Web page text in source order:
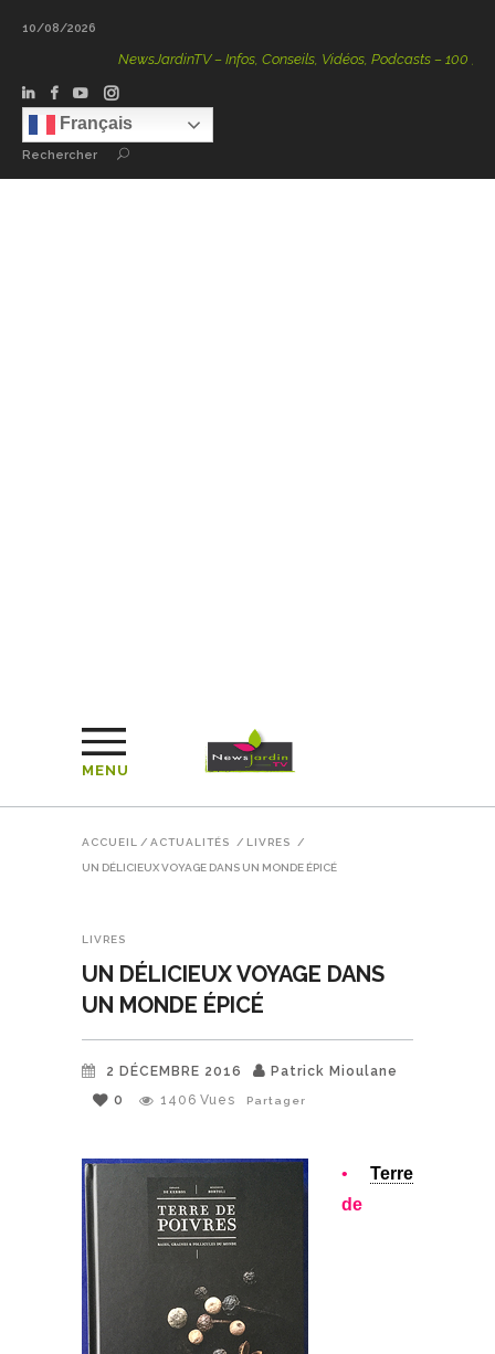
10/08/2026
NewsJardinTV – Infos, Conseils, Vidéos, Podcasts – 100 % Nature
Français
Rechercher
MENU
ACCUEIL / ACTUALITÉS / LIVRES /
UN DÉLICIEUX VOYAGE DANS UN MONDE ÉPICÉ
LIVRES
UN DÉLICIEUX VOYAGE DANS
UN MONDE ÉPICÉ
2 DÉCEMBRE 2016
Patrick Mioulane
0
1406 Vues Partager
• Terre
de